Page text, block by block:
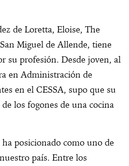
de Loretta, Eloise, The
Miguel de Allende, tiene
su profesión. Desde joven, al
en Administración de
en el CESSA, supo que su
los fogones de una cocina
posicionado como uno de
país. Entre los